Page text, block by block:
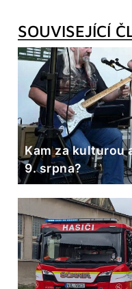
SOUVISEJÍCÍ
Kam za kulturou
9. srpna?